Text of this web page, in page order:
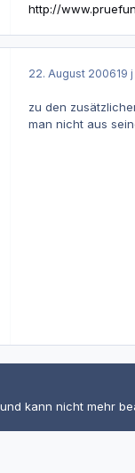
http://
22. August 200619 j
zu den
man nicht aus
kann nicht mehr